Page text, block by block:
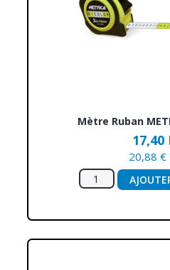
Mètre Ruban
17,40
20,88 €